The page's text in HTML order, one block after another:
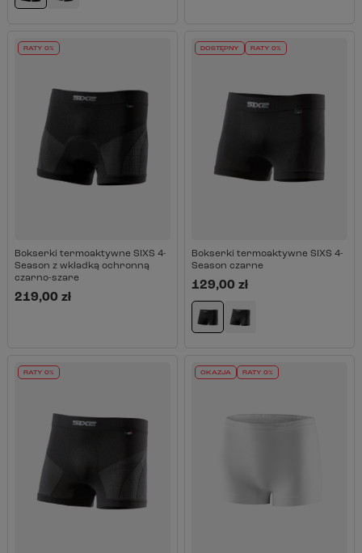
RATY 0%
Bokserki termoaktywne SIXS 4-
Season z wkładką ochronną
czarno-szare
219,00 zł
DOSTĘPNY RATY 0%
Bokserki termoaktywne SIXS 4-
Season czarne
129,00 zł
RATY 0% OKAZJA RATY 0%